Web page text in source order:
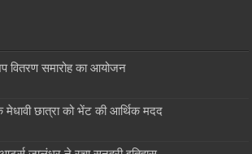
वितरण समारोह का आयोजन
छात्रा को भेंट की आर्थिक मदद